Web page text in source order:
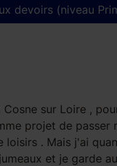
devoirs (niveau
sur Loire ,
projet de passer
. Mais j'ai
et je garde